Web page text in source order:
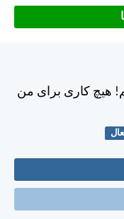
هيچ كاری برای من